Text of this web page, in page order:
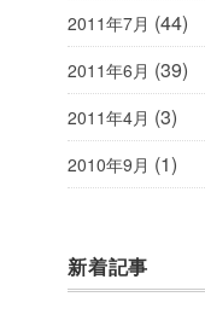
2011年7月 (44)
2011年6月 (39)
2011年4月 (3)
2010年9月 (1)
新着記事